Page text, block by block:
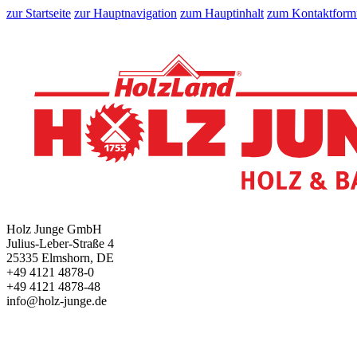
zur Startseite zur Hauptnavigation zum Hauptinhalt zum
Holz Junge GmbH
Julius-Leber-Straße 4
25335 Elmshorn, DE
+49 4121 4878-0
+49 4121 4878-48
info@holz-junge.de